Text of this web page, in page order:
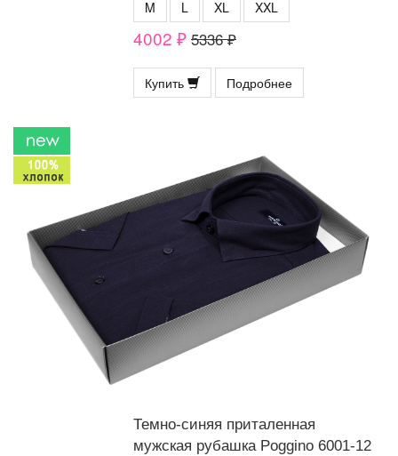
M L XL XXL
4002 ₽ 5336 ₽
Купить Подробнее
Темно-синяя приталенная
мужская рубашка Poggino 6001-12